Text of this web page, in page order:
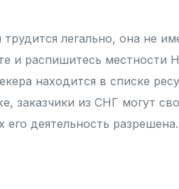
легально, она не
и распишитесь местности
находится в списке
заказчики из СНГ могут
его деятельность разрешена.